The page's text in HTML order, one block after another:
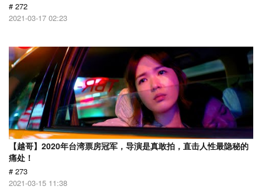
# 272
2021-03-17 02:23
【越哥】2020年台湾票房冠军，导演是真敢拍，直击人性最隐秘的
痛处！
# 273
2021-03-15 11:38